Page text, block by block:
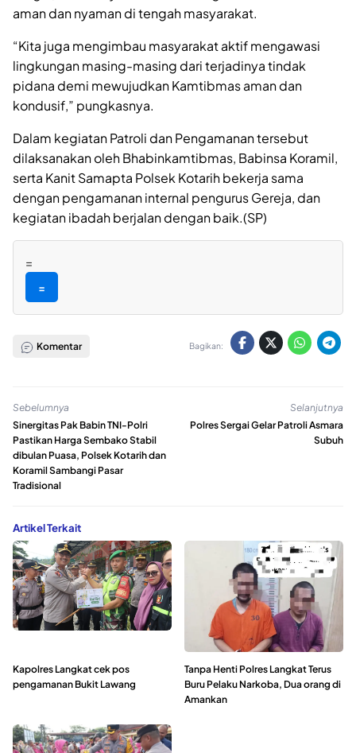
aman dan nyaman di tengah masyarakat.
“Kita juga mengimbau masyarakat aktif mengawasi
lingkungan masing-masing dari terjadinya tindak
pidana demi mewujudkan Kamtibmas aman dan
kondusif,” pungkasnya.
Dalam kegiatan Patroli dan Pengamanan tersebut
dilaksanakan oleh Bhabinkamtibmas, Babinsa Koramil,
serta Kanit Samapta Polsek Kotarih bekerja sama
dengan pengamanan internal pengurus Gereja, dan
kegiatan ibadah berjalan dengan baik.(SP)
=
=
Komentar Bagikan:
Sebelumnya
Sinergitas Pak Babin TNI-Polri
Pastikan Harga Sembako Stabil
dibulan Puasa, Polsek Kotarih dan
Koramil Sambangi Pasar
Tradisional
Selanjutnya
Polres Sergai Gelar Patroli Asmara
Subuh
Artikel Terkait
Kapolres Langkat cek pos
pengamanan Bukit Lawang
Tanpa Henti Polres Langkat Terus
Buru Pelaku Narkoba, Dua orang di
Amankan